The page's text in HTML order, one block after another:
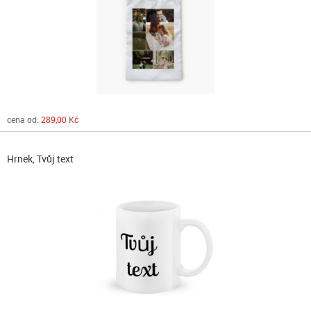
cena od: 289,00 Kč
Hrnek, Tvůj text